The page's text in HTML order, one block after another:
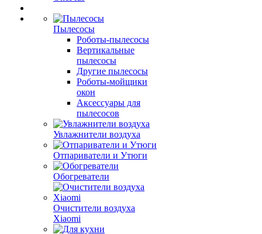
Пылесосы
Роботы-пылесосы
Вертикальные
пылесосы
Другие пылесосы
Роботы-мойщики
окон
Аксессуары для
пылесосов
Увлажнители воздуха
Отпариватели и Утюги
Обогреватели
Очистители воздуха
Xiaomi